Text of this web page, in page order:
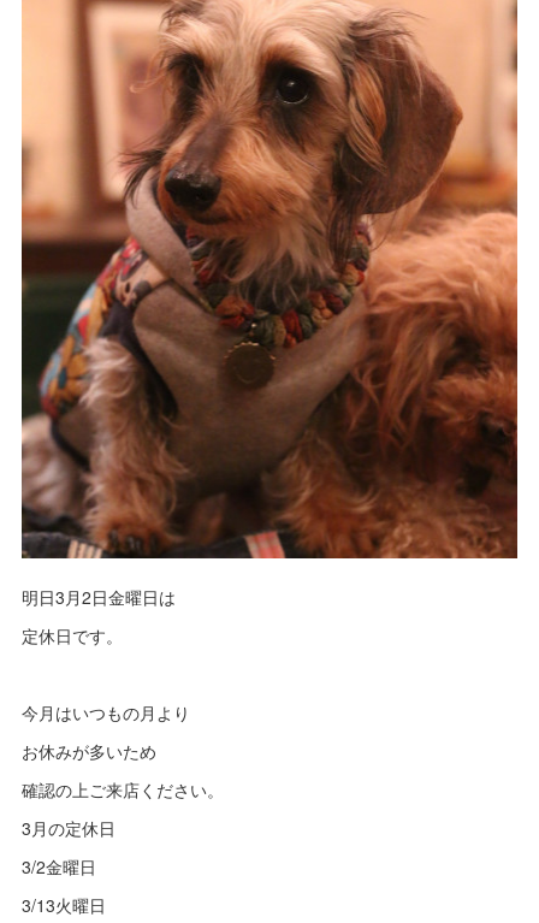
明日3月2日金曜日は
定休日です。
今月はいつもの月より
お休みが多いため
確認の上ご来店ください。
3月の定休日
3/2金曜日
3/13火曜日